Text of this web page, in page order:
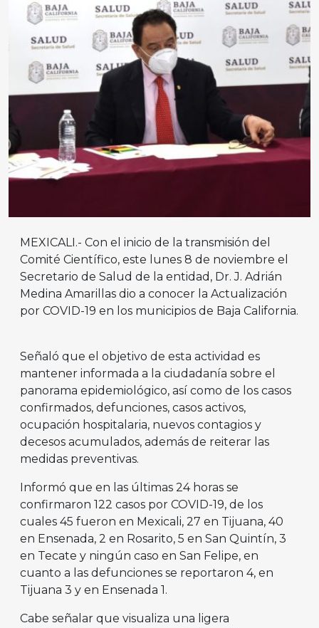
MEXICALI.- Con el inicio de la transmisión del
Comité Científico, este lunes 8 de noviembre el
Secretario de Salud de la entidad, Dr. J. Adrián
Medina Amarillas dio a conocer la Actualización
por COVID-19 en los municipios de Baja California.
Señaló que el objetivo de esta actividad es
mantener informada a la ciudadanía sobre el
panorama epidemiológico, así como de los casos
confirmados, defunciones, casos activos,
ocupación hospitalaria, nuevos contagios y
decesos acumulados, además de reiterar las
medidas preventivas.
Informó que en las últimas 24 horas se
confirmaron 122 casos por COVID-19, de los
cuales 45 fueron en Mexicali, 27 en Tijuana, 40
en Ensenada, 2 en Rosarito, 5 en San Quintín, 3
en Tecate y ningún caso en San Felipe, en
cuanto a las defunciones se reportaron 4, en
Tijuana 3 y en Ensenada 1.
Cabe señalar que visualiza una ligera